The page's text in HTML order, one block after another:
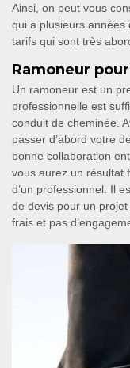
Ainsi, on peut vous
qui a plusieurs années
tarifs qui sont très
Ramoneur
Un ramoneur est un
professionnelle est
conduit de cheminée.
passer d’abord votre
bonne collaboration
vous aurez un résultat
d’un professionnel. Il
de devis pour un
frais et pas